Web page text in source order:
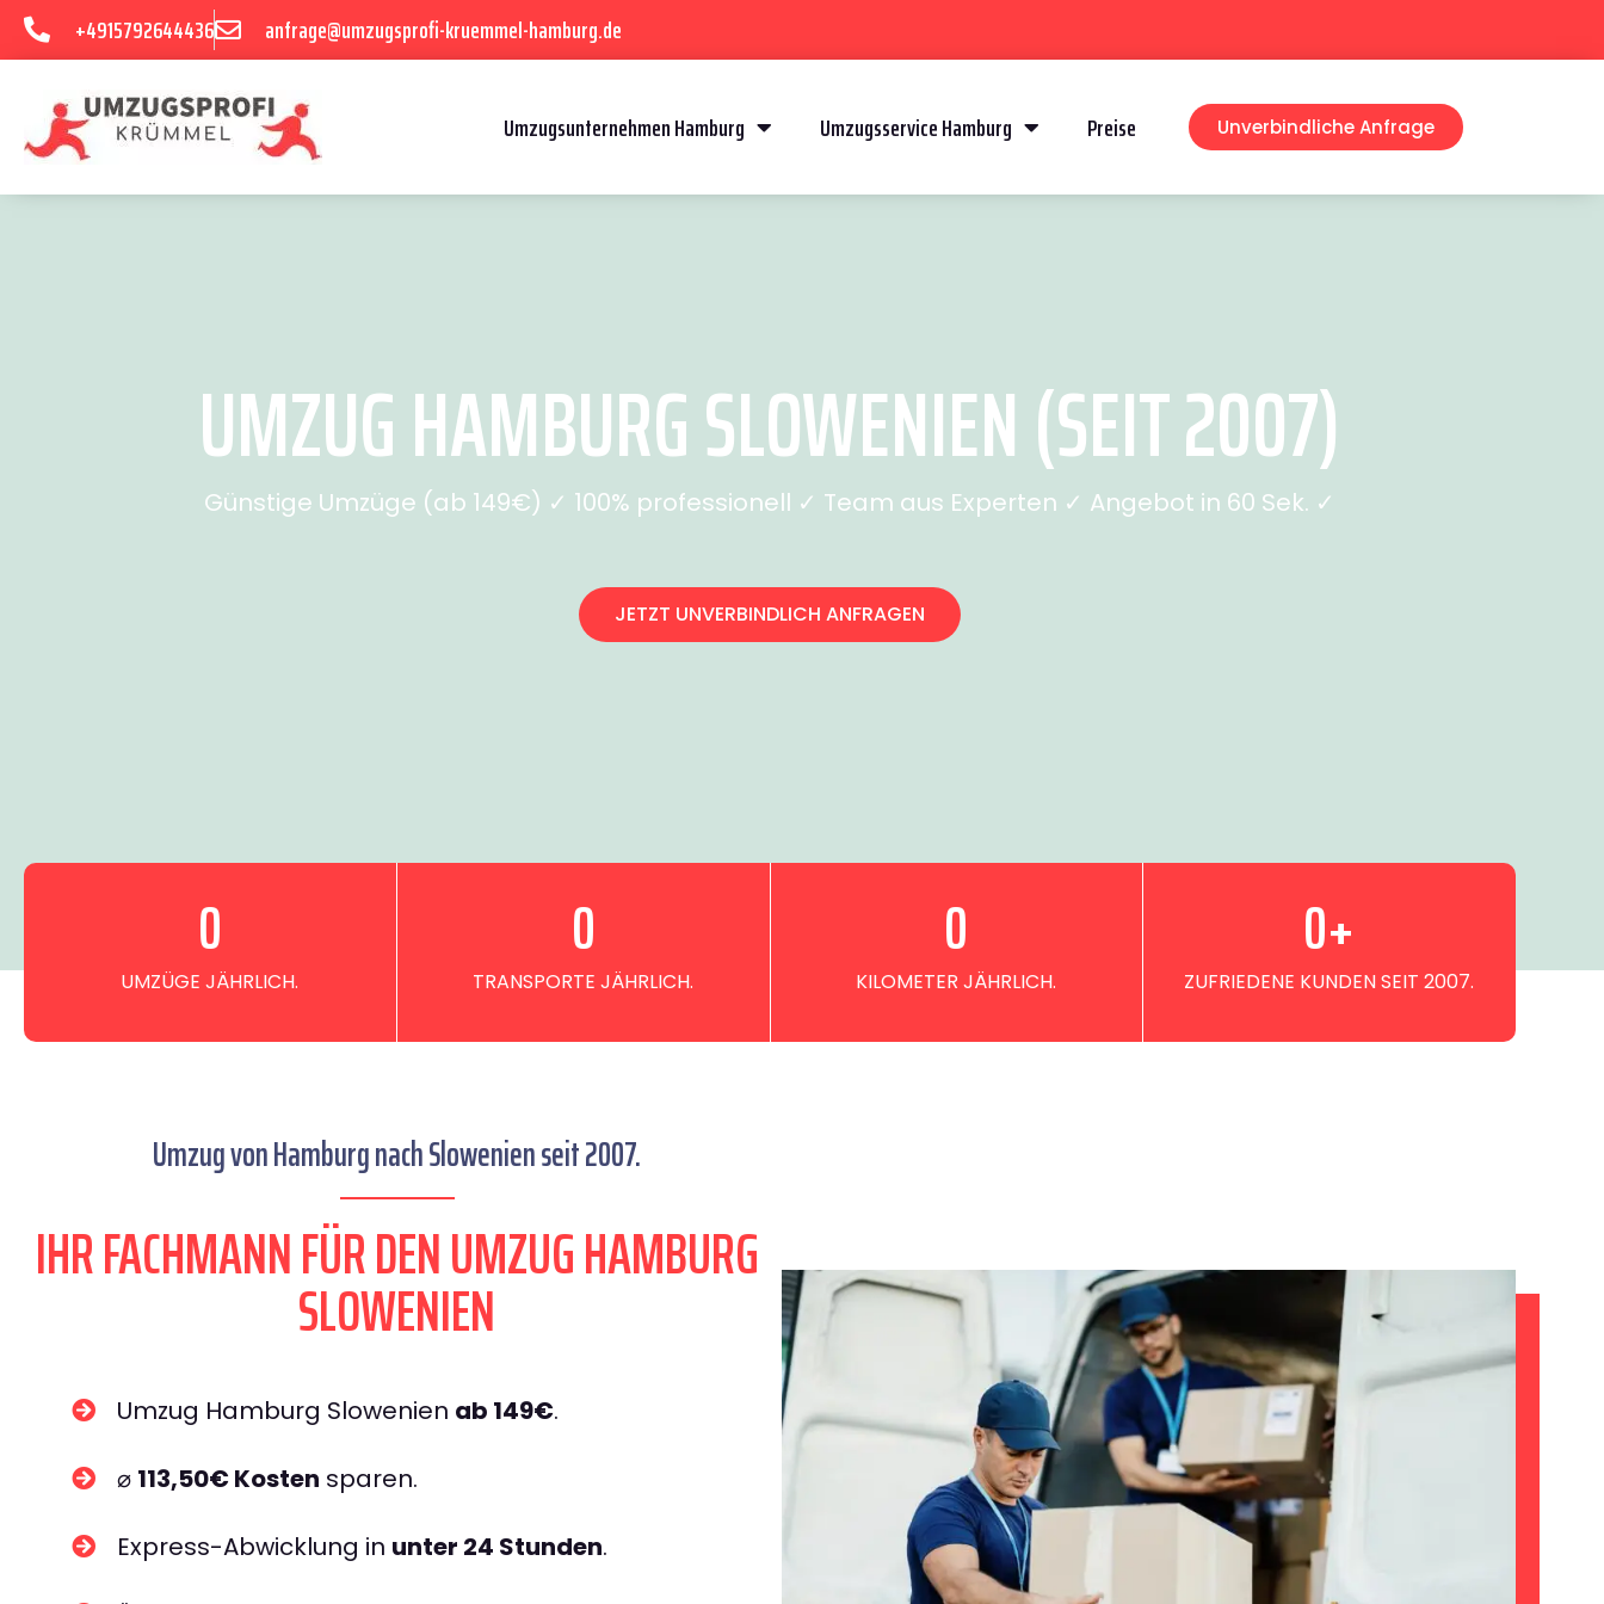
+4915792644436 anfrage@umzugsprofi-kruemmel-hamburg.de
Umzugsunternehmen Hamburg Umzugsservice Hamburg Preise Unverbindliche Anfrage
UMZUG HAMBURG SLOWENIEN (SEIT 2007)
Günstige Umzüge (ab 149€) ✓ 100% professionell ✓ Team aus Experten ✓ Angebot in 60 Sek. ✓
JETZT UNVERBINDLICH ANFRAGEN
UMZÜGE JÄHRLICH.
0
TRANSPORTE JÄHRLICH.
0
KILOMETER JÄHRLICH.
0
ZUFRIEDENE KUNDEN SEIT 2007.
0+
Umzug von Hamburg nach Slowenien seit 2007.
IHR FACHMANN FÜR DEN UMZUG HAMBURG
SLOWENIEN
Umzug Hamburg Slowenien ab 149€.
⌀ 113,50€ Kosten sparen.
Express-Abwicklung in unter 24 Stunden.